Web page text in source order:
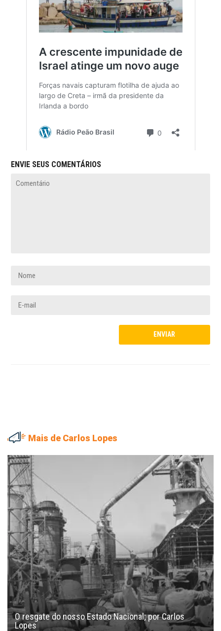
ENVIE SEUS COMENTÁRIOS
Mais de Carlos Lopes
O resgate do nosso Estado Nacional; por Carlos
Lopes